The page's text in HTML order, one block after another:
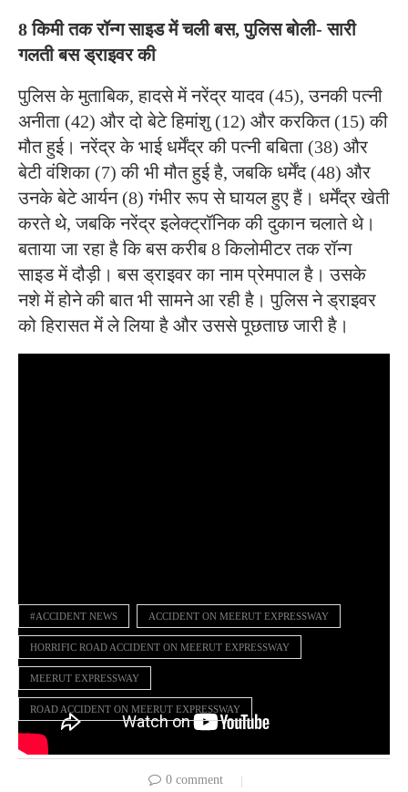
8 किमी तक रॉन्ग साइड में चली बस, पुलिस बोली- सारी
गलती बस ड्राइवर की
पुलिस के मुताबिक, हादसे में नरेंद्र यादव (45), उनकी पत्नी
अनीता (42) और दो बेटे हिमांशु (12) और करकित (15) की
मौत हुई। नरेंद्र के भाई धर्मेंद्र की पत्नी बबिता (38) और
बेटी वंशिका (7) की भी मौत हुई है, जबकि धर्मेंद (48) और
उनके बेटे आर्यन (8) गंभीर रूप से घायल हुए हैं। धर्मेंद्र खेती
करते थे, जबकि नरेंद्र इलेक्ट्रॉनिक की दुकान चलाते थे।
बताया जा रहा है कि बस करीब 8 किलोमीटर तक रॉन्ग
साइड में दौड़ी। बस ड्राइवर का नाम प्रेमपाल है। उसके
नशे में होने की बात भी सामने आ रही है। पुलिस ने ड्राइवर
को हिरासत में ले लिया है और उससे पूछताछ जारी है।
#ACCIDENT NEWS ACCIDENT ON MEERUT EXPRESSWAY
HORRIFIC ROAD ACCIDENT ON MEERUT EXPRESSWAY
MEERUT EXPRESSWAY
ROAD ACCIDENT ON MEERUT EXPRESSWAY
0 comment